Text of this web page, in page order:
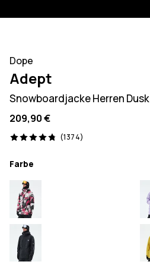
Dope
Adept
Snowboardjacke Herren Dusk
209,90 €
(1374)
1374 Reviews, 4.8/5
Farbe